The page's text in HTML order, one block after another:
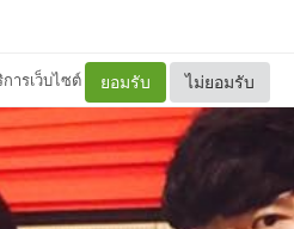
ารเว็บไซต์ ยอมรับ ไม่ยอมรับ